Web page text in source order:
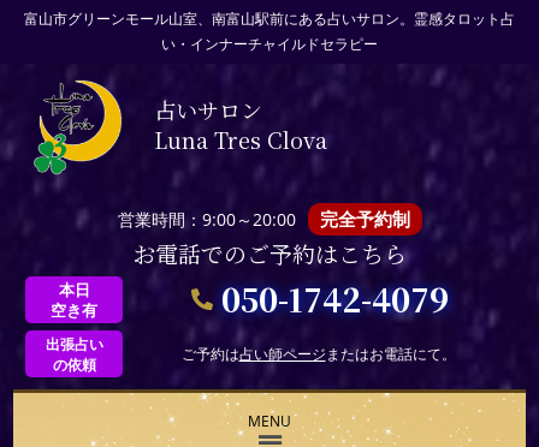
富山市グリーンモール山室、南富山駅前にある占いサロン。霊感タロット占
い・インナーチャイルドセラピー
占いサロン
Luna Tres Clova
営業時間：9:00～20:00 完全予約制
お電話でのご予約はこちら
本日
空き有
050-1742-4079
出張占い
の依頼
ご予約は占い師ページまたはお電話にて。
MENU